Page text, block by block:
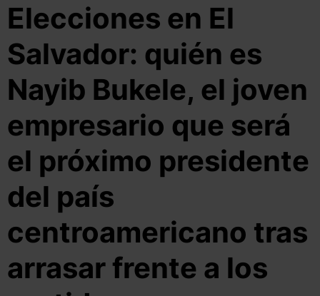
Elecciones en El
Salvador: quién es
Nayib Bukele, el joven
empresario que será
el próximo presidente
del país
centroamericano tras
arrasar frente a los